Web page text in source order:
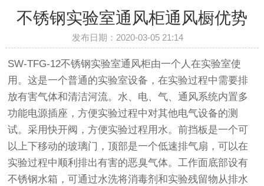
不锈钢实验室通风柜通风橱优势
发布日期：2020-03-05 21:14
SW-TFG-12不锈钢实验室通风柜由一个人在实验室使
用。这是一个普通的实验室设备，在实验过程中需要排
放有害气体和清洁河流。水、电、气、通风系统内置多
功能电源插座，方便实验过程中对其他电气设备的测
试。采用快开阀，方便实验过程用水。前挡板是一个可
以上下移动的玻璃门，顶部是一个低速排气扇，可以在
实验过程中顺利排出有害的恶臭气体。工作面底部设有
不锈钢水箱，可通过水洗将消毒剂和实验残留物从排水